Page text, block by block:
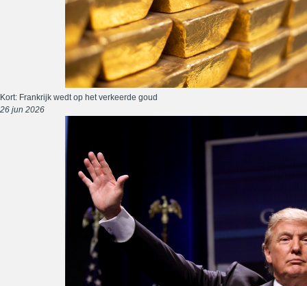
Kort: Frankrijk wedt op het verkeerde goud
26 jun 2026